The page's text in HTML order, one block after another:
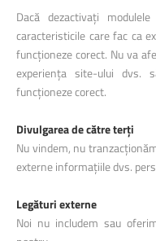
Dacă dezactivați
caracteristicile care fac ca
funcționeze corect. Nu va
experiența site-ului
funcționeze corect.
Divulgarea de către terți
Nu vindem, nu
externe informațiile dvs.
Legături externe
Noi nu includem sau